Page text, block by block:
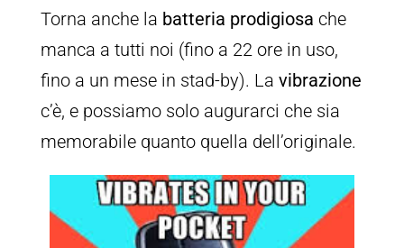
Torna anche la batteria prodigiosa che
manca a tutti noi (fino a 22 ore in uso,
fino a un mese in stad-by). La vibrazione
c’è, e possiamo solo augurarci che sia
memorabile quanto quella dell’originale.